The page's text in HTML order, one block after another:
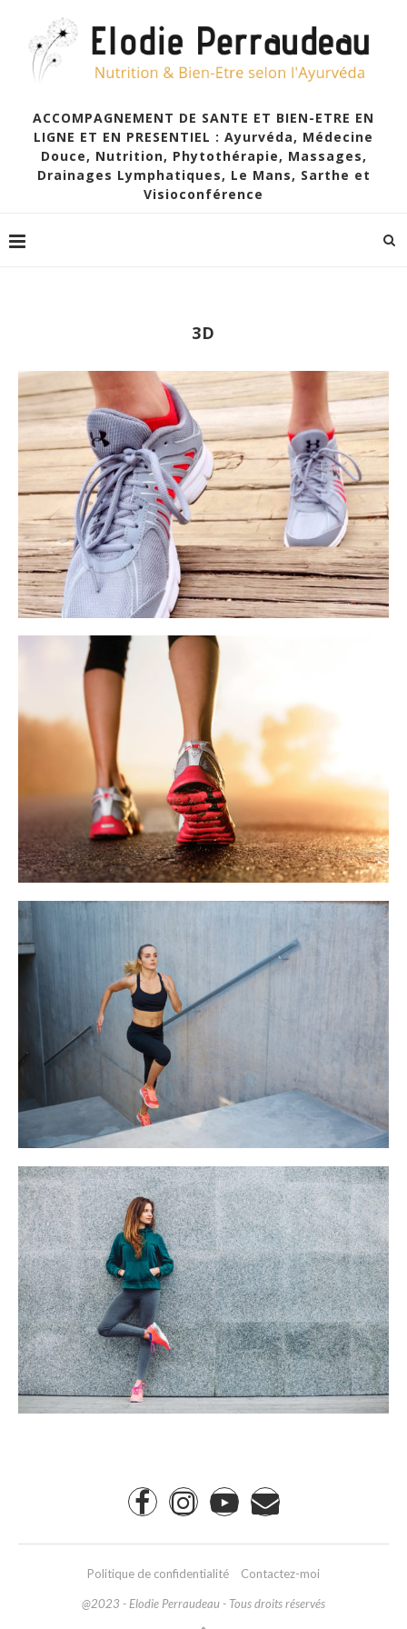
ACCOMPAGNEMENT DE SANTE ET BIEN-ETRE EN
LIGNE ET EN PRESENTIEL : Ayurvéda, Médecine
Douce, Nutrition, Phytothérapie, Massages,
Drainages Lymphatiques, Le Mans, Sarthe et
Visioconférence
3D
Politique de confidentialité Contactez-moi
@2023 - Elodie Perraudeau - Tous droits réservés